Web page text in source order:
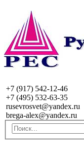
+7 (917) 542-12-46
+7 (495) 532-63-35
rusevrosvet@yandex.ru
brega-alex@yandex.ru